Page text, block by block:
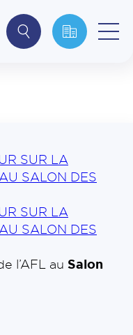
SUR LA
SALON DES
SUR LA
SALON DES
l’AFL au Salon